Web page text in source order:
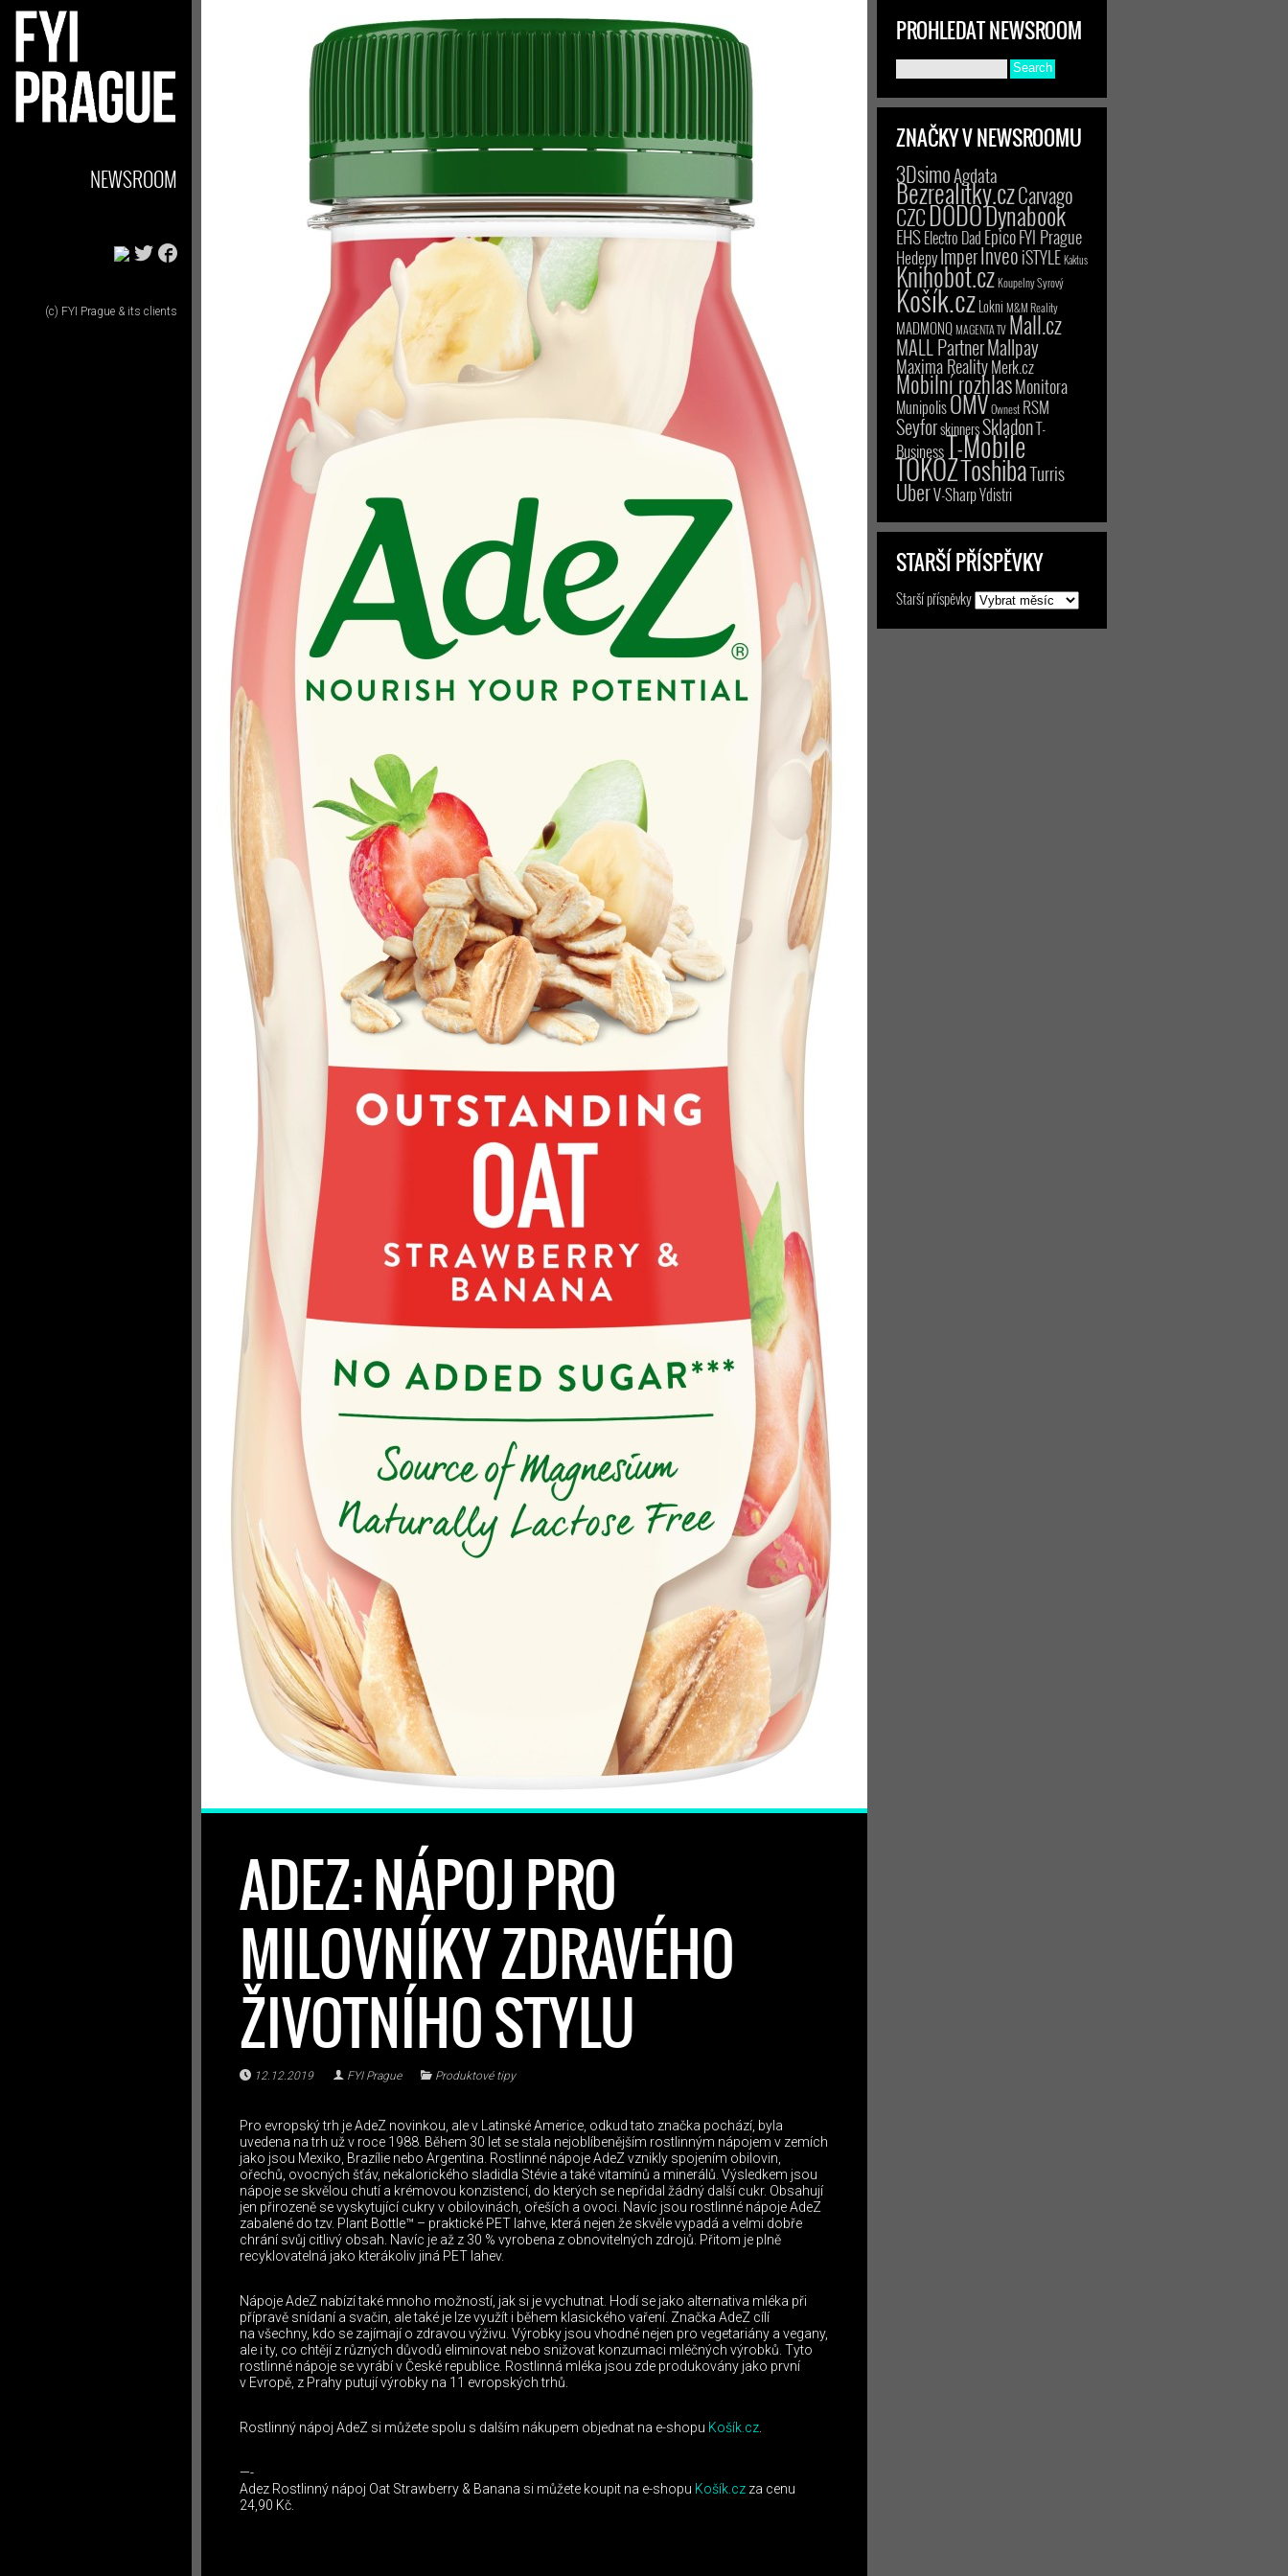
NEWSROOM
(c) FYI Prague & its clients
ADEZ: NÁPOJ PRO
MILOVNÍKY ZDRAVÉHO
ŽIVOTNÍHO STYLU
12.12.2019 FYI Prague Produktové tipy
Pro evropský trh je AdeZ novinkou, ale v Latinské Americe, odkud tato značka pochází, byla
uvedena na trh už v roce 1988. Během 30 let se stala nejoblíbenějším rostlinným nápojem v zemích
jako jsou Mexiko, Brazílie nebo Argentina. Rostlinné nápoje AdeZ vznikly spojením obilovin,
ořechů, ovocných šťáv, nekalorického sladidla Stévie a také vitamínů a minerálů. Výsledkem jsou
nápoje se skvělou chutí a krémovou konzistencí, do kterých se nepřidal žádný další cukr. Obsahují
jen přirozeně se vyskytující cukry v obilovinách, ořeších a ovoci. Navíc jsou rostlinné nápoje AdeZ
zabalené do tzv. Plant Bottle™ – praktické PET lahve, která nejen že skvěle vypadá a velmi dobře
chrání svůj citlivý obsah. Navíc je až z 30 % vyrobena z obnovitelných zdrojů. Přitom je plně
recyklovatelná jako kterákoliv jiná PET lahev.
Nápoje AdeZ nabízí také mnoho možností, jak si je vychutnat. Hodí se jako alternativa mléka při
přípravě snídaní a svačin, ale také je lze využít i během klasického vaření. Značka AdeZ cílí
na všechny, kdo se zajímají o zdravou výživu. Výrobky jsou vhodné nejen pro vegetariány a vegany,
ale i ty, co chtějí z různých důvodů eliminovat nebo snižovat konzumaci mléčných výrobků. Tyto
rostlinné nápoje se vyrábí v České republice. Rostlinná mléka jsou zde produkovány jako první
v Evropě, z Prahy putují výrobky na 11 evropských trhů.
Rostlinný nápoj AdeZ si můžete spolu s dalším nákupem objednat na e-shopu Košík.cz
—-
Adez Rostlinný nápoj Oat Strawberry & Banana si můžete koupit na e-shopu Košík.cz za cenu
24,90 Kč.
PROHLEDAT NEWSROOM
ZNAČKY V NEWSROOMU
3DsimoAgdata
Bezrealitky.czCarvago
CZCDODODynabook
EHSElectro Dad EpicoFYI Prague
HedepyImperInveoiSTYLEKaktus
Knihobot.czKoupelny Syrový
Košík.czLokni M&M Reality
MADMONQMAGENTA TV Mall.cz
MALL PartnerMallpay
Maxima RealityMerk.cz
Mobilní rozhlasMonitora
MunipolisOMVOwnest RSM
SeyforskinnersSkladonT-
BusinessT-Mobile
TOKOZToshibaTurris
UberV-SharpYdistri
STARŠÍ PŘÍSPĚVKY
Starší příspěvky